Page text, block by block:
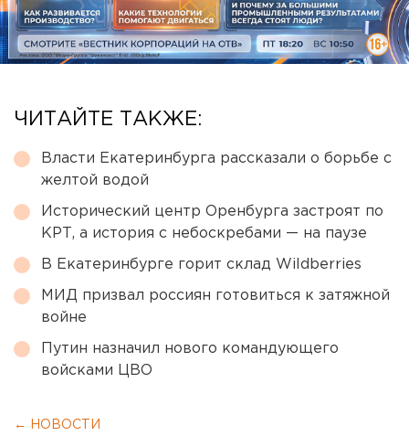
ЧИТАЙТЕ ТАКЖЕ:
Власти Екатеринбурга рассказали о борьбе с
желтой водой
Исторический центр Оренбурга застроят по
КРТ, а история с небоскребами — на паузе
В Екатеринбурге горит склад Wildberries
МИД призвал россиян готовиться к затяжной
войне
Путин назначил нового командующего
войсками ЦВО
← НОВОСТИ